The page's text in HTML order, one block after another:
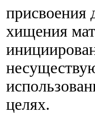
присвоения
хищения
целях.